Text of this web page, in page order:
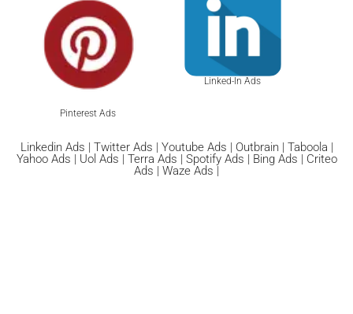
Pinterest Ads
Linked-In Ads
Linkedin Ads | Twitter Ads | Youtube Ads | Outbrain | Taboola |
Yahoo Ads | Uol Ads | Terra Ads | Spotify Ads | Bing Ads | Criteo
Ads | Waze Ads |